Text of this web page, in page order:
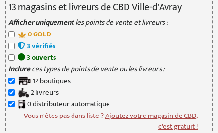
13magasinset livreursde CBD Ville-d'Avray
Afficher uniquementles points de vente et livreurs :
0GOLD
3vérifiés
3ouverts
Inclureces types de points de vente ou les livreurs :
12boutiques
2livreurs
0distributeurautomatique
Vous n'êtes pas dans liste ?Ajoutez votre magasin de CBD,
c'est gratuit !